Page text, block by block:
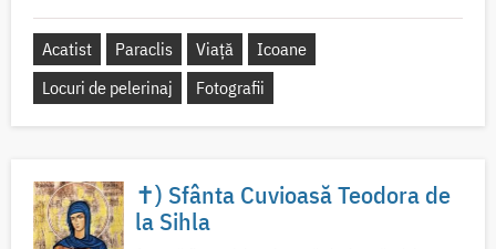
Acatist Paraclis Viață
Icoane
Locuri de pelerinaj
Fotografii
✝) Sfânta Cuvioasă Teodora de
la Sihla